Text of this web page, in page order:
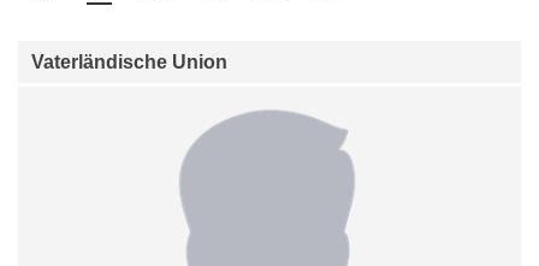
Vaterländische Union